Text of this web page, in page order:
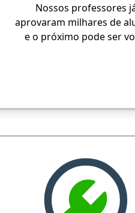
Nossos professores
aprovaram milhares de
e o próximo pode ser